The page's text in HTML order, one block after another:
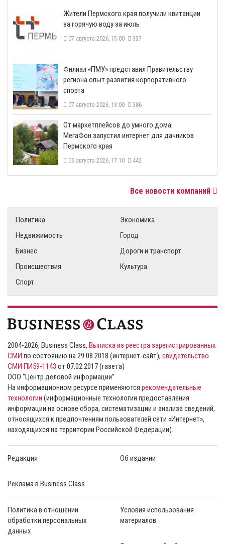
​Жители Пермского края получили квитанции
за горячую воду за июль
07 августа 2026, 15:00 337
​Филиал «ПМУ» представил Правительству
региона опыт развития корпоративного
спорта
07 августа 2026, 13:00 386
От маркетплейсов до умного дома:
МегаФон запустил интернет для дачников
Пермского края
06 августа 2026, 17:10 442
Все новости компаний
Политика
Экономика
Недвижимость
Город
Бизнес
Дороги и транспорт
Происшествия
Культура
Спорт
2004-2026, Business Class, Выписка из реестра зарегистрированных
СМИ по состоянию на 29.08.2018 (интернет-сайт), свидетельство
СМИ ПИ59-1143 от 07.02.2017 (газета)
ООО “Центр деловой информации”
На информационном ресурсе применяются рекомендательные
технологии (информационные технологии предоставления
информации на основе сбора, систематизации и анализа сведений,
относящихся к предпочтениям пользователей сети «Интернет»,
находящихся на территории Российской Федерации).
Редакция Об издании
Реклама в Business Class
Политика в отношении
обработки персональных
данных
Условия использования
материалов